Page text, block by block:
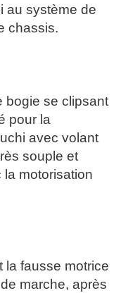
au système de
chassis.
bogie se clipsant
pour la
avec volant
souple et
la motorisation
la fausse motrice
marche, après